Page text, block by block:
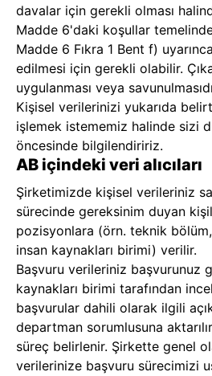
davalar için gerekli olması
Madde 6'daki koşullar
Madde 6 Fıkra 1 Bent f)
edilmesi için gerekli olabilir.
uygulanması veya
Kişisel verilerinizi yukarıda
işlemek istememiz halinde sizi
öncesinde bilgilendiririz.
AB içindeki veri alıcıları
Şirketimizde kişisel verileriniz
sürecinde gereksinim duyan
pozisyonlara (örn. teknik
insan kaynakları birimi) verilir.
Başvuru verileriniz başvurunuz
kaynakları birimi tarafından
başvurular dahili olarak ilgili
departman sorumlusuna
süreç belirlenir. Şirkette genel
verilerinize başvuru sürecimizi